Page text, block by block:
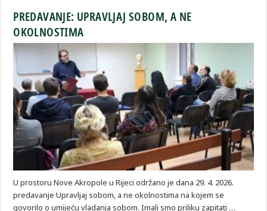
PREDAVANJE: UPRAVLJAJ SOBOM, A NE
OKOLNOSTIMA
U prostoru Nove Akropole u Rijeci održano je dana 29. 4. 2026.
predavanje Upravljaj sobom, a ne okolnostima na kojem se
govorilo o umijeću vladanja sobom. Imali smo priliku zapitati …